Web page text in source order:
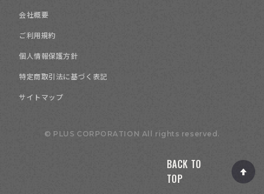
BACK TO
TOP
会社概要
ご利用規約
個人情報保護方針
特定商取引法に基づく表記
サイトマップ
© PLUS CORPORATION All rights reserved.